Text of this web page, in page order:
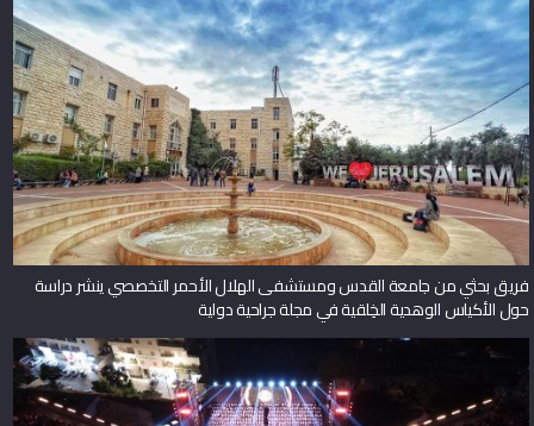
فريق بحثي من جامعة القدس ومستشفى الهلال الأحمر التخصصي ينشر دراسة
حول الأكياس الوهدية الخِلقية في مجلة جراحية دولية